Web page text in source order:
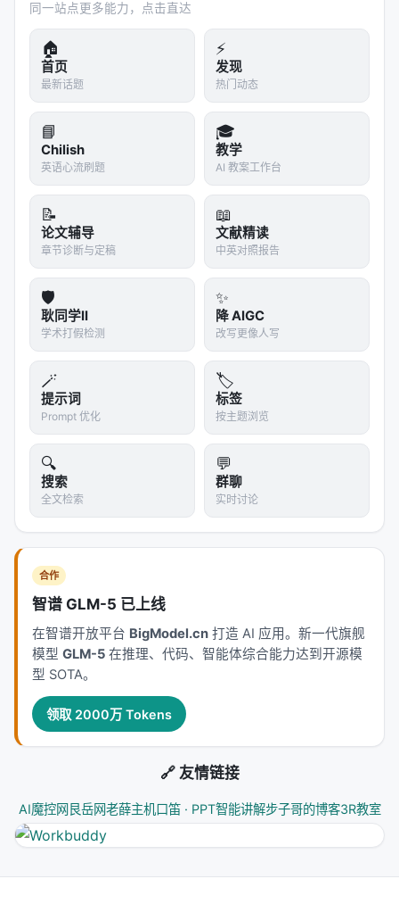
ion for Large Language Mod…
Agentic Retrieval-Augmented Generation: A Sur
vey on Agentic RAG, Jan 2…
RAFT: Adapting Language Model to Domain Sp
ecific RAG, Jul 2024, open r…
RAG vs. GraphRAG: A Systematic Evaluation an
d Key Insights, Feb 2025, …
Algolia's Knowledge graphs and ontologies —
Adding knowledge to keywor…
参考文献
原文：Retrieval-Augmented Generation with
Graphs (GraphRAG), Dec 2024, arxiv. arXiv / 出
版源见链接。
---
深度分析附录
技术脉络定位
本工作处于
与大规模搜索/推荐系统交叉地带。从
系统视角看，它回应的是「如何在 LLM 时代重新分配
检索、排序、生成与工具调用的职责边界」这一核心
问题。若将经典搜索栈比作漏斗：召回负责覆盖，精
排负责判别，生成负责呈现；而 LLM 时代的新增变量
是推理预算 与行动空间
相关工作纵览
塔稠密检索、late interaction、再到生成式检索与
LLM 代理的演进。每一代方法都在
三角中寻找平衡。稠密检索以近似最近邻搜索实现
毫秒级召回，但对领域迁移与长尾查询敏感；交叉编
码器精度高但无法预计算文档表示；生成式方法减少
级联误差却面临索引更新难题。 在推荐侧，从矩阵分
与生成式推荐（Gen-Rec），核心矛盾在于：用户行
同一站点更多能力，点击直达
🏠
首页
最新话题
⚡
发现
热门动态
📘
Chilish
英语心流刷题
🎓
教学
AI 教案工作台
📝
论文辅导
章节诊断与定稿
📖
文献精读
中英对照报告
🛡️
耿同学II
学术打假检测
✨
降 AIGC
改写更像人写
🪄
提示词
Prompt 优化
🏷️
标签
按主题浏览
🔍
搜索
全文检索
💬
群聊
实时讨论
合作
智谱 GLM-5 已上线
在智谱开放平台 BigModel.cn 打造 AI 应用。新一代旗舰
模型 GLM-5 在推理、代码、智能体综合能力达到开源模
型 SOTA。
领取 2000万 Tokens
🔗 友情链接
AI魔控网 艮岳网老薛主机口笛 · PPT智能讲解步子哥的博客3R教室